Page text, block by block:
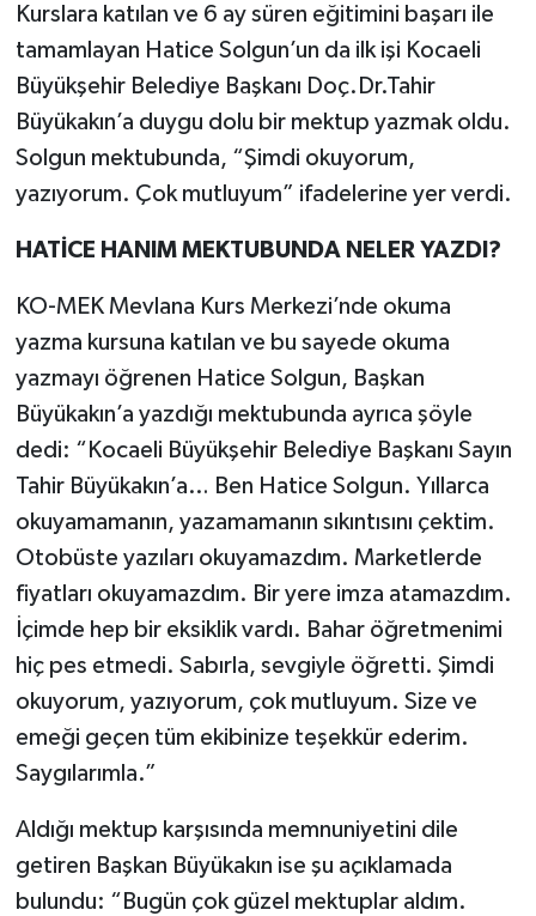
Kurslara katılan ve 6 ay süren eğitimini başarı ile
tamamlayan Hatice Solgun’un da ilk işi Kocaeli
Büyükşehir Belediye Başkanı Doç.Dr.Tahir
Büyükakın’a duygu dolu bir mektup yazmak oldu.
Solgun mektubunda, “Şimdi okuyorum,
yazıyorum. Çok mutluyum” ifadelerine yer verdi.
HATİCE HANIM MEKTUBUNDA NELER YAZDI?
KO-MEK Mevlana Kurs Merkezi’nde okuma
yazma kursuna katılan ve bu sayede okuma
yazmayı öğrenen Hatice Solgun, Başkan
Büyükakın’a yazdığı mektubunda ayrıca şöyle
dedi: “Kocaeli Büyükşehir Belediye Başkanı Sayın
Tahir Büyükakın’a… Ben Hatice Solgun. Yıllarca
okuyamamanın, yazamamanın sıkıntısını çektim.
Otobüste yazıları okuyamazdım. Marketlerde
fiyatları okuyamazdım. Bir yere imza atamazdım.
İçimde hep bir eksiklik vardı. Bahar öğretmenimi
hiç pes etmedi. Sabırla, sevgiyle öğretti. Şimdi
okuyorum, yazıyorum, çok mutluyum. Size ve
emeği geçen tüm ekibinize teşekkür ederim.
Saygılarımla.”
Aldığı mektup karşısında memnuniyetini dile
getiren Başkan Büyükakın ise şu açıklamada
bulundu: “Bugün çok güzel mektuplar aldım.